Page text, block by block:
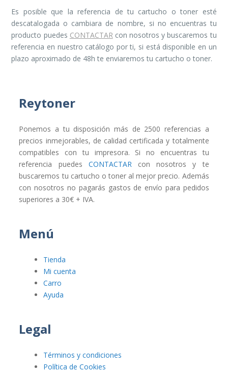
Es posible que la referencia de tu cartucho o toner esté
descatalogada o cambiara de nombre, si no encuentras tu
producto puedes CONTACTAR con nosotros y buscaremos tu
referencia en nuestro catálogo por ti, si está disponible en un
plazo aproximado de 48h te enviaremos tu cartucho o toner.
Reytoner
Ponemos a tu disposición más de 2500 referencias a
precios inmejorables, de calidad certificada y totalmente
compatibles con tu impresora. Si no encuentras tu
referencia puedes CONTACTAR con nosotros y te
buscaremos tu cartucho o toner al mejor precio. Además
con nosotros no pagarás gastos de envío para pedidos
superiores a 30€ + IVA.
Menú
Tienda
Mi cuenta
Carro
Ayuda
Legal
Términos y condiciones
Política de Cookies